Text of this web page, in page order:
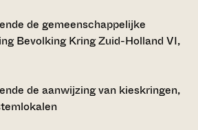
de gemeenschappelijke
Bevolking Kring Zuid-Holland VI,
de aanwijzing van kieskringen,